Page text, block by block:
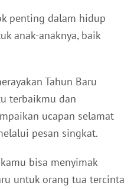
penting dalam hidup
anak-anaknya, baik
Tahun Baru
terbaikmu dan
ucapan selamat
pesan singkat.
bisa menyimak
untuk orang tua tercinta